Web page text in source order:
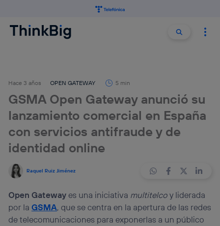
Buscar
Hace 3 años OPEN GATEWAY 5 min
GSMA Open Gateway anunció su
lanzamiento comercial en España
con servicios antifraude y de
identidad online
Raquel Ruiz Jiménez
Open Gatewayes una iniciativa multitelcoy liderada
por laGSMA, que se centra en la apertura de las redes
de telecomunicaciones para exponerlas a un público